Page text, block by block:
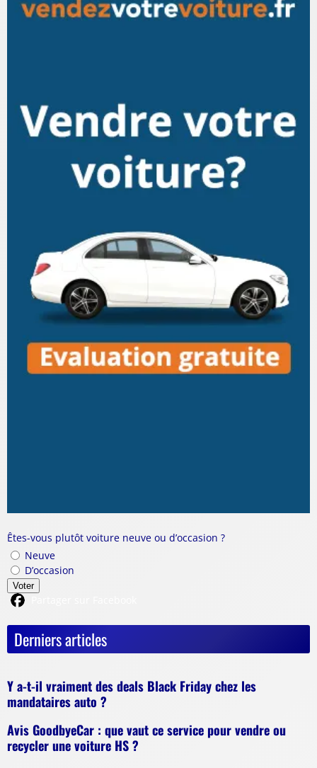
Êtes-vous plutôt voiture neuve ou d’occasion ?
Neuve
D’occasion
Voter
Derniers articles
Y a-t-il vraiment des deals Black Friday chez les
mandataires auto ?
Avis GoodbyeCar : que vaut ce service pour vendre ou
recycler une voiture HS ?